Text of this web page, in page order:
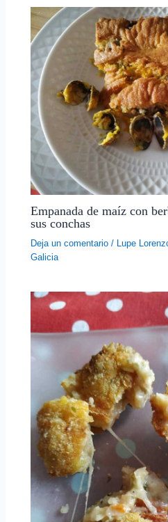
Empanada de maíz con
sus conchas
Deja un comentario / Lupe
Galicia